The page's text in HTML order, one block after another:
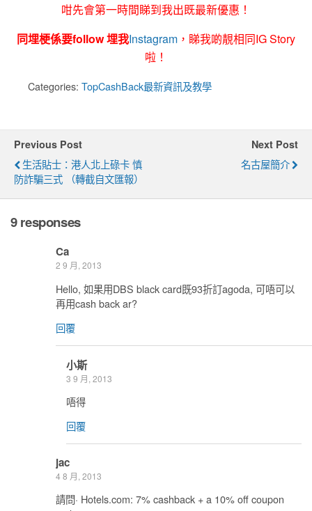
咁先會第一時間睇到我出既最新優惠！
同埋梗係要follow 埋我Instagram ，睇我啲靚相同IG Story
啦！
Categories: TopCashBack最新資訊及教學
Previous Post
生活貼士：港人北上碌卡 慎
防詐騙三式 （轉截自文匯報）
Next Post
名古屋簡介
9 responses
Ca
2 9 月, 2013
Hello, 如果用DBS black card既93折訂agoda, 可唔可以
再用cash back ar?
回覆
小斯
3 9 月, 2013
唔得
回覆
jac
4 8 月, 2013
請問· Hotels.com: 7% cashback + a 10% off coupon